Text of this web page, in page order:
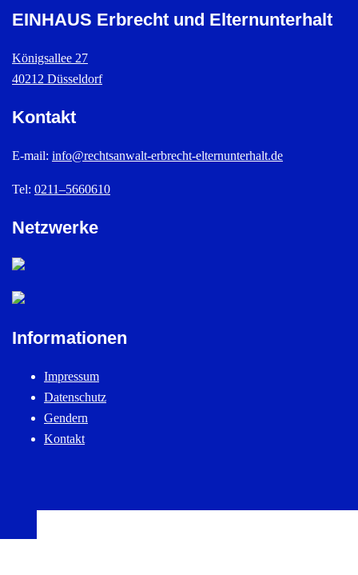
EINHAUS Erbrecht und Elternunterhalt
Königsallee 27
40212 Düsseldorf
Kontakt
E-mail: info@rechtsanwalt-erbrecht-elternunterhalt.de
Tel: 0211–5660610
Netzwerke
Informationen
Impressum
Datenschutz
Gendern
Kontakt